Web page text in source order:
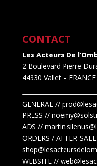
CONTACT
Les Acteurs De
2 Boulevard Pierre
44330 Vallet– FRANCE
GENERAL //
PRESS //
ADS // martin.silenus
ORDERS / AFTER-
WEBSITE //